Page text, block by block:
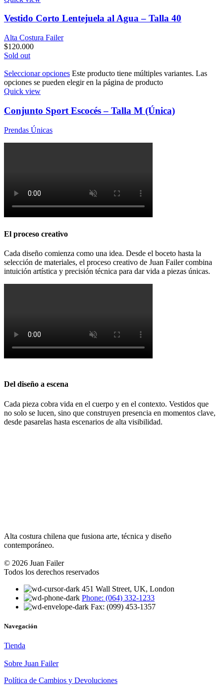
Vestido Corto Lentejuela al Agua – Talla 40
Alta Costura Failer
$120.000
Sold out
Seleccionar opciones Este producto tiene múltiples variantes. Las
opciones se pueden elegir en la página de producto
Quick view
Conjunto Sport Escocés – Talla M (Única)
Prendas Únicas
El proceso creativo
Cada diseño comienza como una idea. Desde el boceto hasta la
selección de materiales, el proceso creativo de Juan Failer combina
intuición artística y precisión técnica para dar vida a piezas únicas.
Del diseño a escena
Cada pieza cobra vida en el cuerpo y en el contexto. Vestidos que
no solo se lucen, sino que construyen presencia en momentos clave,
desde pasarelas hasta escenarios de alta visibilidad.
Alta costura chilena que fusiona arte, técnica y diseño
contemporáneo.
© 2026 Juan Failer
Todos los derechos reservados
451 Wall Street, UK, London
Phone: (064) 332-1233
Fax: (099) 453-1357
Navegación
Tienda
Sobre Juan Failer
Política de Cambios y Devoluciones